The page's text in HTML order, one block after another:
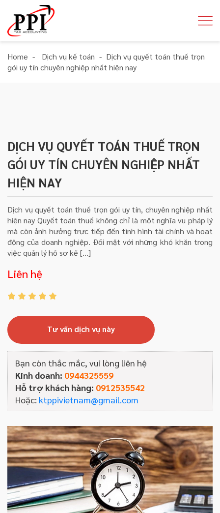
Home - Dịch vụ kế toán - Dịch vụ quyết toán thuế trọn
gói uy tín chuyên nghiệp nhất hiện nay
DỊCH VỤ QUYẾT TOÁN THUẾ TRỌN
GÓI UY TÍN CHUYÊN NGHIỆP NHẤT
HIỆN NAY
Dịch vụ quyết toán thuế trọn gói uy tín, chuyên nghiệp nhất
hiện nay Quyết toán thuế không chỉ là một nghĩa vụ pháp lý
mà còn ảnh hưởng trực tiếp đến tình hình tài chính và hoạt
động của doanh nghiệp. Đối mặt với những khó khăn trong
việc quản lý hồ sơ kế […]
Liên hệ
Tư vấn dịch vụ này
Bạn còn thắc mắc, vui lòng liên hệ
Kinh doanh: 0944325559
Hỗ trợ khách hàng: 0912535542
Hoặc: ktppivietnam@gmail.com